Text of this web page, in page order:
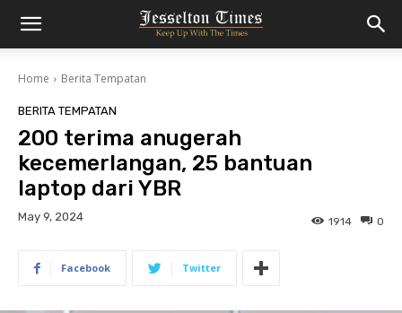
Home Berita Tempatan
BERITA TEMPATAN
200 terima anugerah
kecemerlangan, 25 bantuan
laptop dari YBR
May 9, 2024 0
1914
Facebook Twitter